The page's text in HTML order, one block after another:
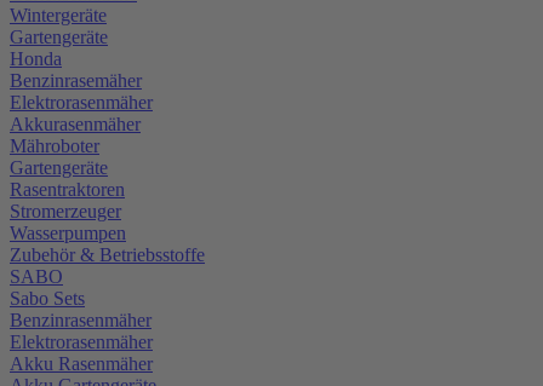
Wintergeräte
Gartengeräte
Honda
Benzinrasemäher
Elektrorasenmäher
Akkurasenmäher
Mähroboter
Gartengeräte
Rasentraktoren
Stromerzeuger
Wasserpumpen
Zubehör & Betriebsstoffe
SABO
Sabo Sets
Benzinrasenmäher
Elektrorasenmäher
Akku Rasenmäher